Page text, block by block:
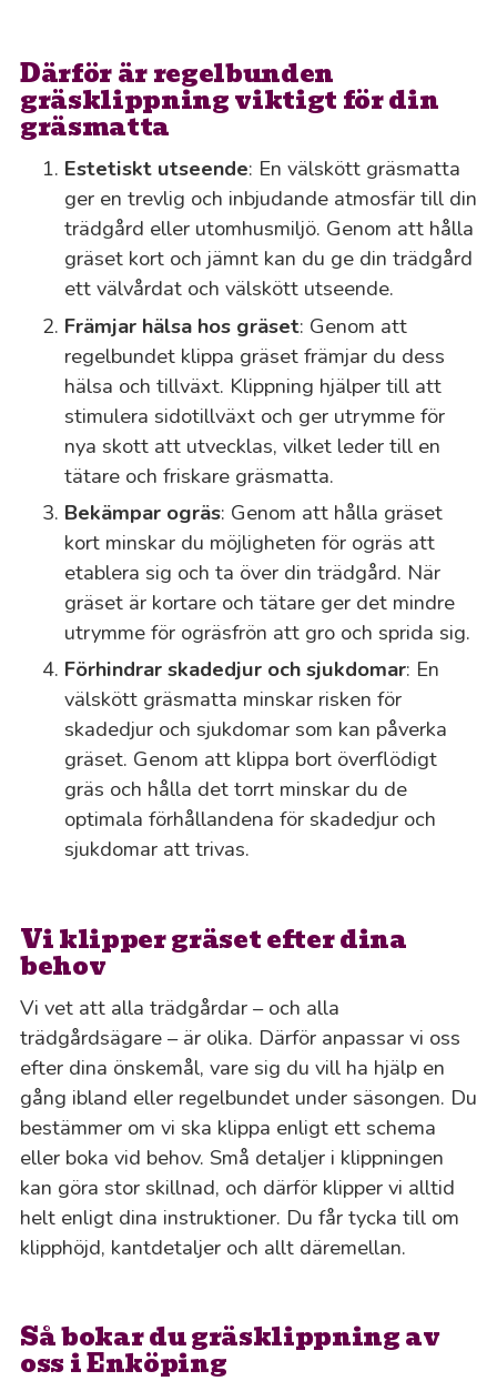
Därför är regelbunden
gräsklippning viktigt för din
gräsmatta
Estetiskt utseende: En välskött gräsmatta
ger en trevlig och inbjudande atmosfär till din
trädgård eller utomhusmiljö. Genom att hålla
gräset kort och jämnt kan du ge din trädgård
ett välvårdat och välskött utseende.
Främjar hälsa hos gräset: Genom att
regelbundet klippa gräset främjar du dess
hälsa och tillväxt. Klippning hjälper till att
stimulera sidotillväxt och ger utrymme för
nya skott att utvecklas, vilket leder till en
tätare och friskare gräsmatta.
Bekämpar ogräs: Genom att hålla gräset
kort minskar du möjligheten för ogräs att
etablera sig och ta över din trädgård. När
gräset är kortare och tätare ger det mindre
utrymme för ogräsfrön att gro och sprida sig.
Förhindrar skadedjur och sjukdomar: En
välskött gräsmatta minskar risken för
skadedjur och sjukdomar som kan påverka
gräset. Genom att klippa bort överflödigt
gräs och hålla det torrt minskar du de
optimala förhållandena för skadedjur och
sjukdomar att trivas.
Vi klipper gräset efter dina
behov
Vi vet att alla trädgårdar – och alla
trädgårdsägare – är olika. Därför anpassar vi oss
efter dina önskemål, vare sig du vill ha hjälp en
gång ibland eller regelbundet under säsongen. Du
bestämmer om vi ska klippa enligt ett schema
eller boka vid behov. Små detaljer i klippningen
kan göra stor skillnad, och därför klipper vi alltid
helt enligt dina instruktioner. Du får tycka till om
klipphöjd, kantdetaljer och allt däremellan.
Så bokar du gräsklippning av
oss i Enköping